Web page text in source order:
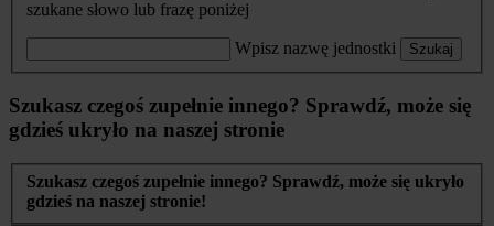
szukane słowo lub frazę poniżej
Wpisz nazwę jednostki Szukaj
Szukasz czegoś zupełnie innego? Sprawdź, może się
gdzieś ukryło na naszej stronie
Szukasz czegoś zupełnie innego? Sprawdź, może się ukryło
gdzieś na naszej stronie!